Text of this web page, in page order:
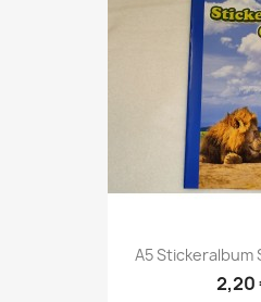
A5 Stickeralbum
2,20